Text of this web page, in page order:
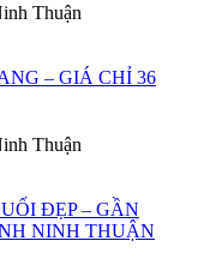
Thuận
– GIÁ CHỈ 36
Thuận
ĐẸP – GẦN
NINH THUẬN